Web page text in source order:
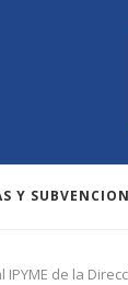
Y
de la